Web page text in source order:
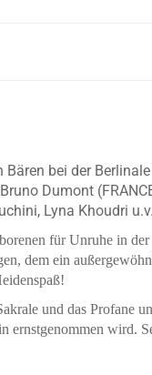
bei der
Dumont
Lyna Khoudri
für Unruhe in
dem ein
und das Profane
ernstgenommen wird.